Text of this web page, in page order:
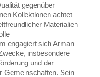
gegenüber
Kollektionen achtet
Materialien
engagiert sich Armani
insbesondere
und der
Gemeinschaften. Sein